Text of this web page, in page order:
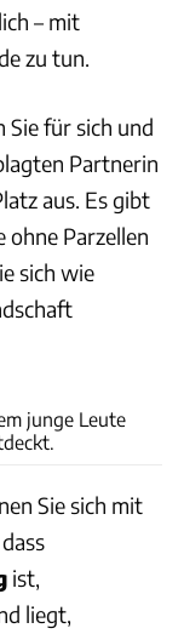
– mit
zu tun.
Sie für sich und
Partnerin
aus. Es gibt
ohne Parzellen
sich wie
junge Leute
Sie sich mit
ist,
liegt,